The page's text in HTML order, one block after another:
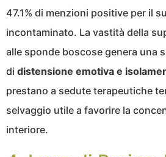
47.1% di menzioni positive per il
incontaminato. La vastità della
alle sponde boscose genera una
di distensione emotiva e
prestano a sedute terapeutiche
selvaggio utile a favorire la
interiore.